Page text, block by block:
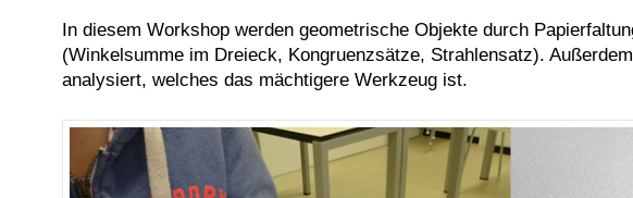
In diesem Workshop werden geometrische Objekte durch
(Winkelsumme im Dreieck, Kongruenzsätze, Strahlensatz).
analysiert, welches das mächtigere Werkzeug ist.